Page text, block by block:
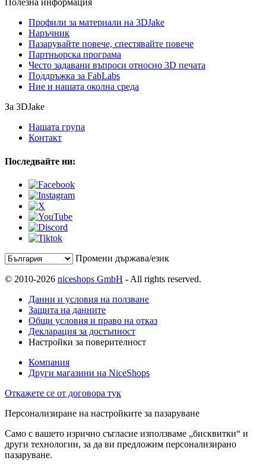
Полезна информация
Профили за материали на 3DJake
Наръчник
Пазарувайте повече, спестявайте повече
Партньорска програма
Често задавани въпроси относно 3D печата
Поддръжка за FabLabs
Ние и нашата околна среда
За 3DJake
Нашата група
Контакт
Последвайте ни:
Промени държава/език
© 2010-2026 niceshops GmbH - All rights reserved.
Данни и условия на ползване
Защита на данните
Общи условия и право на отказ
Декларация за достъпност
Настройки за поверителност
Компания
Други магазини на NiceShops
Откажете се от договора тук
Персонализиране на настройките за пазаруване
Само с вашето изрично съгласие използваме „бисквитки“ и
други технологии, за да ви предложим персонализирано
пазаруване.